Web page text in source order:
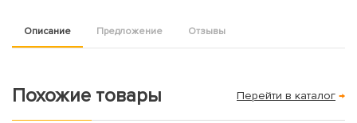
Описание Предложение Отзывы
Похожие товары Перейти в каталог →